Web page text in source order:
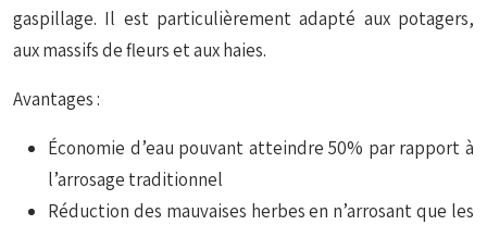
gaspillage. Il est particulièrement adapté aux potagers,
aux massifs de fleurs et aux haies.
Avantages :
Économie d’eau pouvant atteindre 50% par rapport à
l’arrosage traditionnel
Réduction des mauvaises herbes en n’arrosant que les